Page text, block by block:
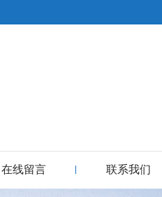
在线留言 联系我们